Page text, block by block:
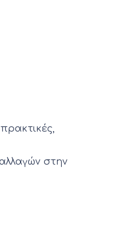
στην